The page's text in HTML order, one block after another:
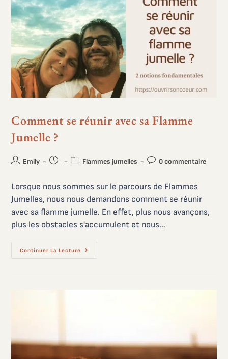
Comment se réunir avec sa Flamme
Jumelle ?
Emily Flammes jumelles 0 commentaire
Lorsque nous sommes sur le parcours de Flammes
Jumelles, nous nous demandons comment se réunir
avec sa flamme jumelle. En effet, plus nous avançons,
plus les obstacles s'accumulent et nous…
Continuer La Lecture